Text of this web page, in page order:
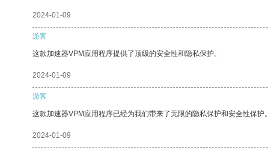
2024-01-09
游客
这款加速器VPM应用程序提供了顶级的安全性和隐私保护。
2024-01-09
游客
这款加速器VPM应用程序已经为我们带来了无限的隐私保护和安全性保护。
2024-01-09